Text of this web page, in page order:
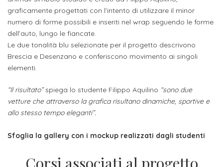
SERVIZI
Costi
iscrizione
Costi
iscrizione
biennio
Come
graficamente progettati con l’intento di utilizzare il minor
numero di forme possibili e inseriti nel wrap seguendo le forme
dell’auto, lungo le fiancate.
Le due tonalità blu selezionate per il progetto descrivono
Brescia e Desenzano e conferiscono movimento ai singoli
elementi.
“Il risultato”spiega lo studente Filippo Aquilino “sono due
vetture che attraverso la grafica risultano dinamiche, sportive e
allo stesso tempo eleganti”.
Sfoglia la gallery con i mockup realizzati dagli studenti